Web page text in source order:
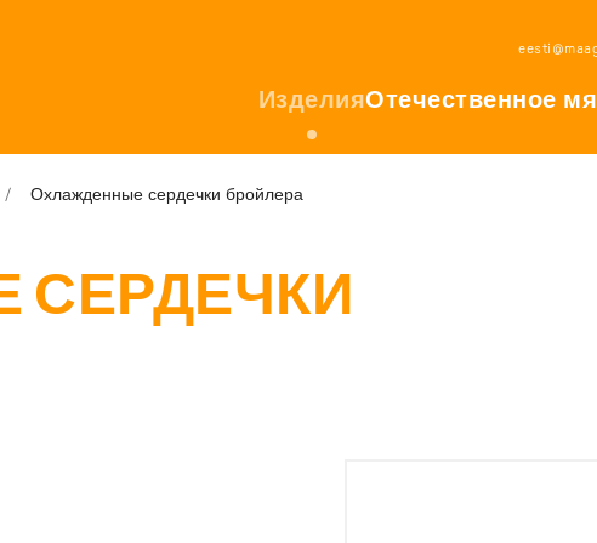
ИзделияОтечественное
/ Охлажденные сердечки бройлера